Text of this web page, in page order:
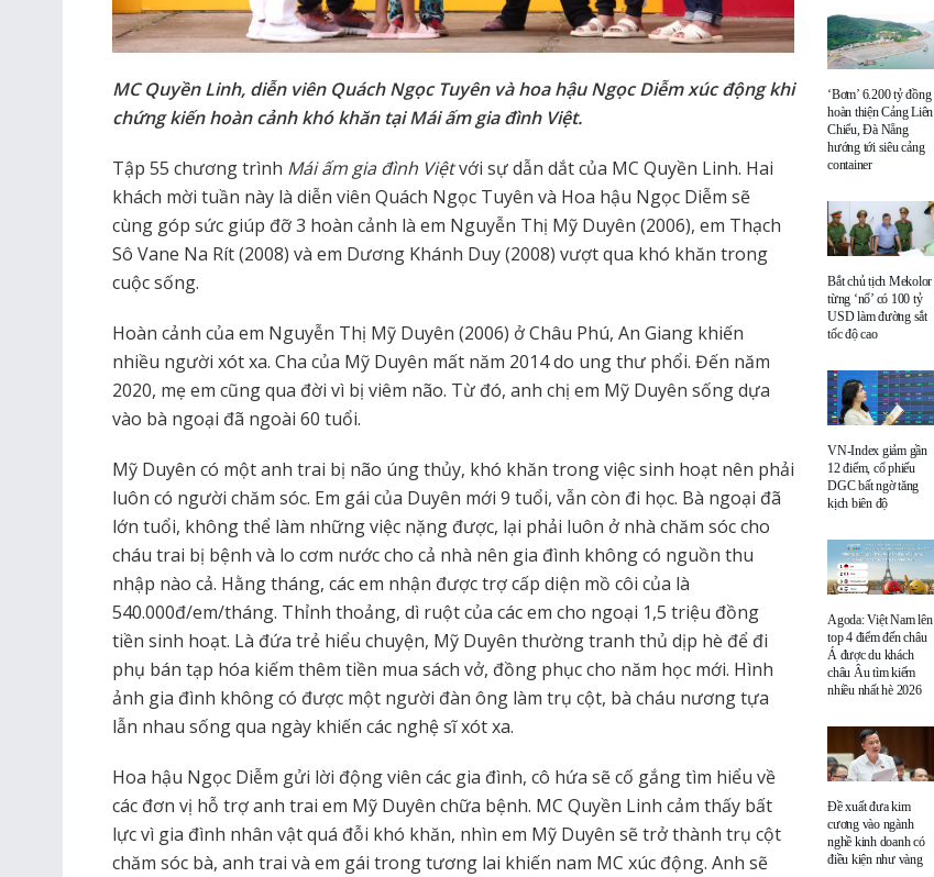
MC Quyền Linh, diễn viên Quách Ngọc Tuyên và hoa hậu Ngọc Diễm xúc động khi
chứng kiến hoàn cảnh khó khăn tại Mái ấm gia đình Việt.
Tập 55 chương trình Mái ấm gia đình Việtvới sự dẫn dắt của MC Quyền Linh. Hai
khách mời tuần này là diễn viên Quách Ngọc Tuyên và Hoa hậu Ngọc Diễm sẽ
cùng góp sức giúp đỡ 3 hoàn cảnh là em Nguyễn Thị Mỹ Duyên (2006), em Thạch
Sô Vane Na Rít (2008) và em Dương Khánh Duy (2008) vượt qua khó khăn trong
cuộc sống.
Hoàn cảnh của em Nguyễn Thị Mỹ Duyên (2006) ở Châu Phú, An Giang khiến
nhiều người xót xa. Cha của Mỹ Duyên mất năm 2014 do ung thư phổi. Đến năm
2020, mẹ em cũng qua đời vì bị viêm não. Từ đó, anh chị em Mỹ Duyên sống dựa
vào bà ngoại đã ngoài 60 tuổi.
Mỹ Duyên có một anh trai bị não úng thủy, khó khăn trong việc sinh hoạt nên phải
luôn có người chăm sóc. Em gái của Duyên mới 9 tuổi, vẫn còn đi học. Bà ngoại đã
lớn tuổi, không thể làm những việc nặng được, lại phải luôn ở nhà chăm sóc cho
cháu trai bị bệnh và lo cơm nước cho cả nhà nên gia đình không có nguồn thu
nhập nào cả. Hằng tháng, các em nhận được trợ cấp diện mồ côi của là
540.000đ/em/tháng. Thỉnh thoảng, dì ruột của các em cho ngoại 1,5 triệu đồng
tiền sinh hoạt. Là đứa trẻ hiểu chuyện, Mỹ Duyên thường tranh thủ dịp hè để đi
phụ bán tạp hóa kiếm thêm tiền mua sách vở, đồng phục cho năm học mới. Hình
ảnh gia đình không có được một người đàn ông làm trụ cột, bà cháu nương tựa
lẫn nhau sống qua ngày khiến các nghệ sĩ xót xa.
Hoa hậu Ngọc Diễm gửi lời động viên các gia đình, cô hứa sẽ cố gắng tìm hiểu về
các đơn vị hỗ trợ anh trai em Mỹ Duyên chữa bệnh. MC Quyền Linh cảm thấy bất
lực vì gia đình nhân vật quá đỗi khó khăn, nhìn em Mỹ Duyên sẽ trở thành trụ cột
chăm sóc bà, anh trai và em gái trong tương lai khiến nam MC xúc động. Anh sẽ
‘Bơm’ 6.200 tỷ đồng
hoàn thiện Cảng Liên
Chiểu, Đà Nẵng
hướng tới siêu cảng
container
Bắt chủ tịch Mekolor
từng ‘nổ’ có 100 tỷ
USD làm đường sắt
tốc độ cao
VN-Index giảm gần
12 điểm, cổ phiếu
DGC bất ngờ tăng
kịch biên độ
Agoda: Việt Nam lên
top 4 điểm đến châu
Á được du khách
châu Âu tìm kiếm
nhiều nhất hè 2026
Đề xuất đưa kim
cương vào ngành
nghề kinh doanh có
điều kiện như vàng